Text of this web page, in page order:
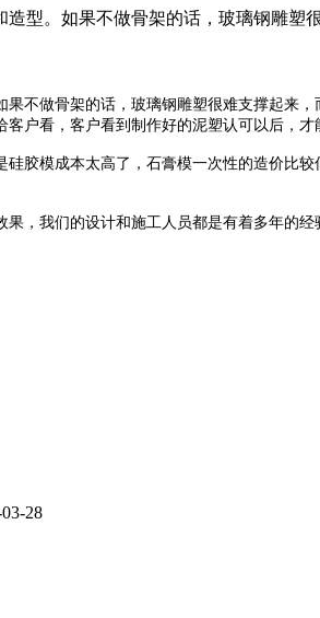
型。如果不做骨架的话，玻璃钢雕
不做骨架的话，玻璃钢雕塑很难支撑起来
户看，客户看到制作好的泥塑认可以后，
胶模成本太高了，石膏模一次性的造价比
，我们的设计和施工人员都是有着多年的
28